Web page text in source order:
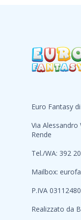
Euro Fantasy
Via
Rende
Tel./WA: 392
Mailbox:
P.IVA
Realizzato da